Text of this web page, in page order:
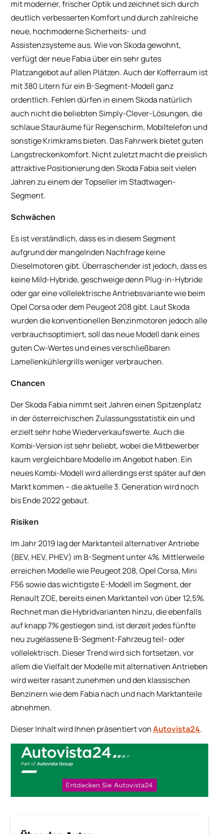
mit moderner, frischer Optik und zeichnet sich durch
deutlich verbesserten Komfort und durch zahlreiche
neue, hochmoderne Sicherheits- und
Assistenzsysteme aus. Wie von Skoda gewohnt,
verfügt der neue Fabia über ein sehr gutes
Platzangebot auf allen Plätzen. Auch der Kofferraum ist
mit 380 Litern für ein B-Segment-Modell ganz
ordentlich. Fehlen dürfen in einem Skoda natürlich
auch nicht die beliebten Simply-Clever-Lösungen, die
schlaue Stauräume für Regenschirm, Mobiltelefon und
sonstige Krimkrams bieten. Das Fahrwerk bietet guten
Langstreckenkomfort. Nicht zuletzt macht die preislich
attraktive Positionierung den Skoda Fabia seit vielen
Jahren zu einem der Topseller im Stadtwagen-
Segment.
Schwächen
Es ist verständlich, dass es in diesem Segment
aufgrund der mangelnden Nachfrage keine
Dieselmotoren gibt. Überraschender ist jedoch, dass es
keine Mild-Hybride, geschweige denn Plug-in-Hybride
oder gar eine vollelektrische Antriebsvariante wie beim
Opel Corsa oder dem Peugeot 208 gibt. Laut Skoda
wurden die konventionellen Benzinmotoren jedoch alle
verbrauchsoptimiert, soll das neue Modell dank eines
guten Cw-Wertes und eines verschließbaren
Lamellenkühlergrills weniger verbrauchen.
Chancen
Der Skoda Fabia nimmt seit Jahren einen Spitzenplatz
in der österreichischen Zulassungsstatistik ein und
erzielt sehr hohe Wiederverkaufswerte. Auch die
Kombi-Version ist sehr beliebt, wobei die Mitbewerber
kaum vergleichbare Modelle im Angebot haben. Ein
neues Kombi-Modell wird allerdings erst später auf den
Markt kommen – die aktuelle 3. Generation wird noch
bis Ende 2022 gebaut.
Risiken
Im Jahr 2019 lag der Marktanteil alternativer Antriebe
(BEV, HEV, PHEV) im B-Segment unter 4%. Mittlerweile
erreichen Modelle wie Peugeot 208, Opel Corsa, Mini
F56 sowie das wichtigste E-Modell im Segment, der
Renault ZOE, bereits einen Marktanteil von über 12,5%.
Rechnet man die Hybridvarianten hinzu, die ebenfalls
auf knapp 7% gestiegen sind, ist derzeit jedes fünfte
neu zugelassene B-Segment-Fahrzeug teil- oder
vollelektrisch. Dieser Trend wird sich fortsetzen, vor
allem die Vielfalt der Modelle mit alternativen Antrieben
wird weiter rasant zunehmen und den klassischen
Benzinern wie dem Fabia nach und nach Marktanteile
abnehmen.
Dieser Inhalt wird Ihnen präsentiert vonAutovista24.